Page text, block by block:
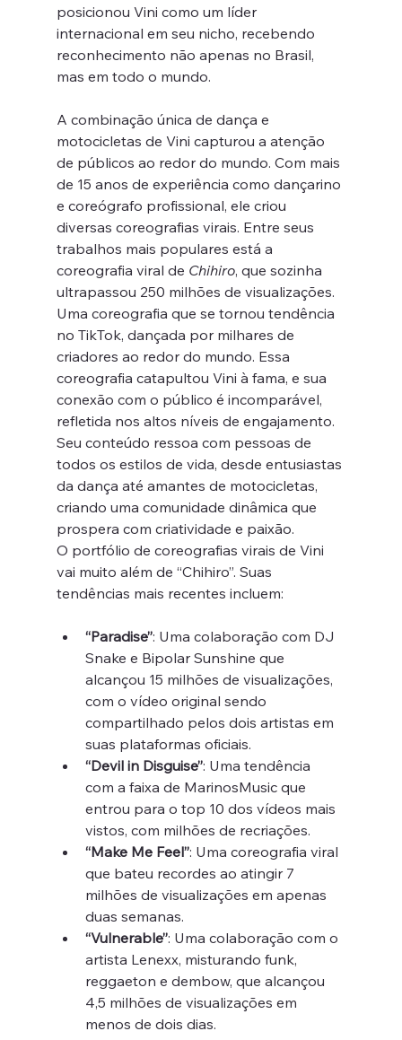
posicionou Vini como um líder
internacional em seu nicho, recebendo
reconhecimento não apenas no Brasil,
mas em todo o mundo.
A combinação única de dança e
motocicletas de Vini capturou a atenção
de públicos ao redor do mundo. Com mais
de 15 anos de experiência como dançarino
e coreógrafo profissional, ele criou
diversas coreografias virais. Entre seus
trabalhos mais populares está a
coreografia viral de Chihiro, que sozinha
ultrapassou 250 milhões de visualizações.
Uma coreografia que se tornou tendência
no TikTok, dançada por milhares de
criadores ao redor do mundo. Essa
coreografia catapultou Vini à fama, e sua
conexão com o público é incomparável,
refletida nos altos níveis de engajamento.
Seu conteúdo ressoa com pessoas de
todos os estilos de vida, desde entusiastas
da dança até amantes de motocicletas,
criando uma comunidade dinâmica que
prospera com criatividade e paixão.
O portfólio de coreografias virais de Vini
vai muito além de “Chihiro”. Suas
tendências mais recentes incluem:
“Paradise”: Uma colaboração com DJ
Snake e Bipolar Sunshine que
alcançou 15 milhões de visualizações,
com o vídeo original sendo
compartilhado pelos dois artistas em
suas plataformas oficiais.
“Devil in Disguise”: Uma tendência
com a faixa de MarinosMusic que
entrou para o top 10 dos vídeos mais
vistos, com milhões de recriações.
“Make Me Feel”: Uma coreografia viral
que bateu recordes ao atingir 7
milhões de visualizações em apenas
duas semanas.
“Vulnerable”: Uma colaboração com o
artista Lenexx, misturando funk,
reggaeton e dembow, que alcançou
4,5 milhões de visualizações em
menos de dois dias.